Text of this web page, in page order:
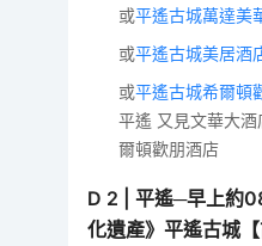
或平遙古城萬達美
或平遙古城美居酒
或平遙古城希爾頓
平遙 又見文華大
爾頓歡朋酒店
D 2 |平遙─早上約
化遺產》平遙古城